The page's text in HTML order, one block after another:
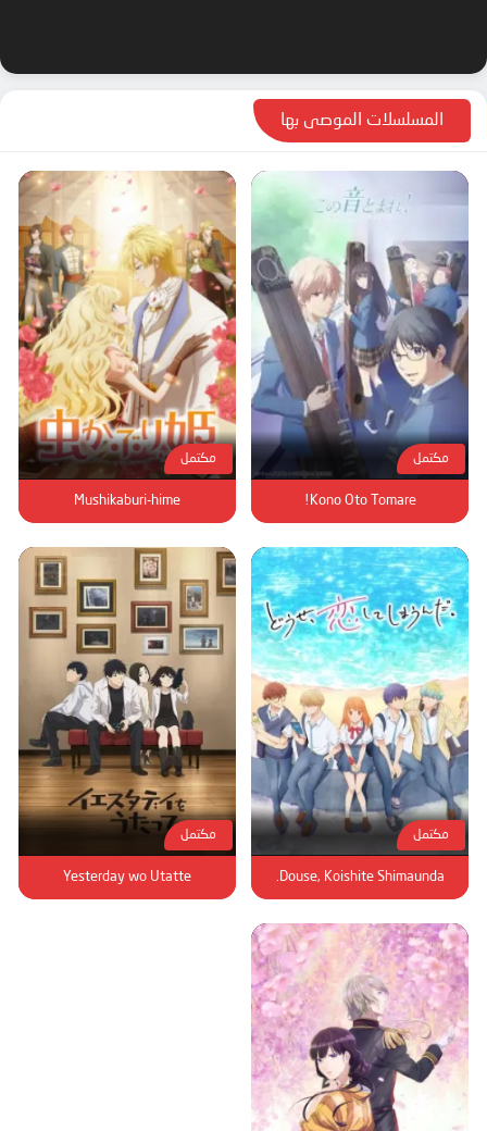
المسلسلات الموصى بها
مكتمل
Kono Oto Tomare!
مكتمل
Mushikaburi-hime
مكتمل
Douse, Koishite Shimaunda.
مكتمل
Yesterday wo Utatte